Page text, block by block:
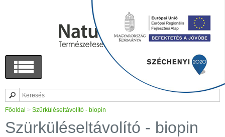
Főoldal > Szürküléseltávolító - biopin
Szürküléseltávolító - biopin